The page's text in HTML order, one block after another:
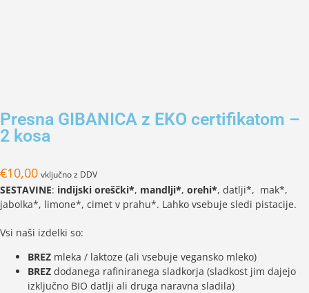
Presna GIBANICA z EKO certifikatom –
2 kosa
€10,00 vključno z DDV
SESTAVINE: indijski oreščki*, mandlji*, orehi*, datlji*, mak*,
jabolka*, limone*, cimet v prahu*. Lahko vsebuje sledi pistacije.
Vsi naši izdelki so:
BREZ mleka / laktoze (ali vsebuje vegansko mleko)
BREZ dodanega rafiniranega sladkorja (sladkost jim dajejo
izključno BIO datlji ali druga naravna sladila)